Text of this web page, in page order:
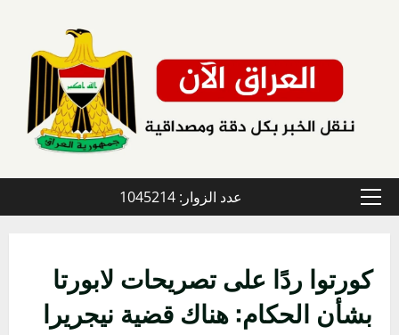
القائمة
عدد الزوار: 1045214
كورتوا ردًا على تصريحات لابورتا
بشأن الحكام: هناك قضية نيجريرا